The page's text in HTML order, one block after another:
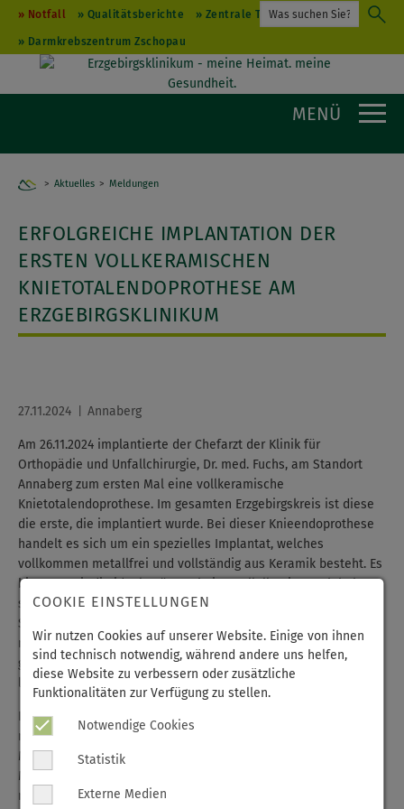
Notfall Qualitätsberichte Zentrale Terminvergabe
Darmkrebszentrum Zschopau
MENÜ
Home
Aktuelles Meldungen
ERFOLGREICHE IMPLANTATION DER
ERSTEN VOLLKERAMISCHEN
KNIETOTALENDOPROTHESE AM
ERZGEBIRGSKLINIKUM
27.11.2024 Annaberg
Am 26.11.2024 implantierte der Chefarzt der Klinik für
Orthopädie und Unfallchirurgie, Dr. med. Fuchs, am Standort
Annaberg zum ersten Mal eine vollkeramische
Knietotalendoprothese. Im gesamten Erzgebirgskreis ist diese
die erste, die implantiert wurde. Bei dieser Knieendoprothese
handelt es sich um ein spezielles Implantat, welches
vollkommen metallfrei und vollständig aus Keramik besteht. Es
bietet somit die ideale Lösung bei Metallallergien. „Ich habe
selbst vor über zehn Jahren die ersten Einsatze und
Studienuntersuchungen am Universitätsklinikum in Erlangen
miterlebt und kann sagen, dass die Keramikknieprothesen die
gleichen sehr guten Ergebnisse in Haltbarkeit und Funktion
liefern wie herkömmliche Metallimplantate“, so der Chefarzt.
Implantiert wurde die Prothese bei einer Patientin, die schon
mehrfach in der Vergangenheit auf verschiedene
Metallimplantate unerwünscht reagierte, eine nachgewiesene
Metallallergie hat und an Rheuma leidet. Aufgrund der
negativen Vorerfahrungen mit starken Schmerzen und
COOKIE EINSTELLUNGEN
Wir nutzen Cookies auf unserer Website. Einige von ihnen
sind technisch notwendig, während andere uns helfen,
diese Website zu verbessern oder zusätzliche
Funktionalitäten zur Verfügung zu stellen.
Notwendige Cookies
Statistik
Externe Medien